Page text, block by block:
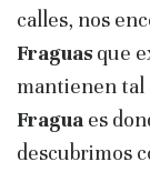
calles, nos
Fraguas que
mantienen tal
Fragua es
descubrimos